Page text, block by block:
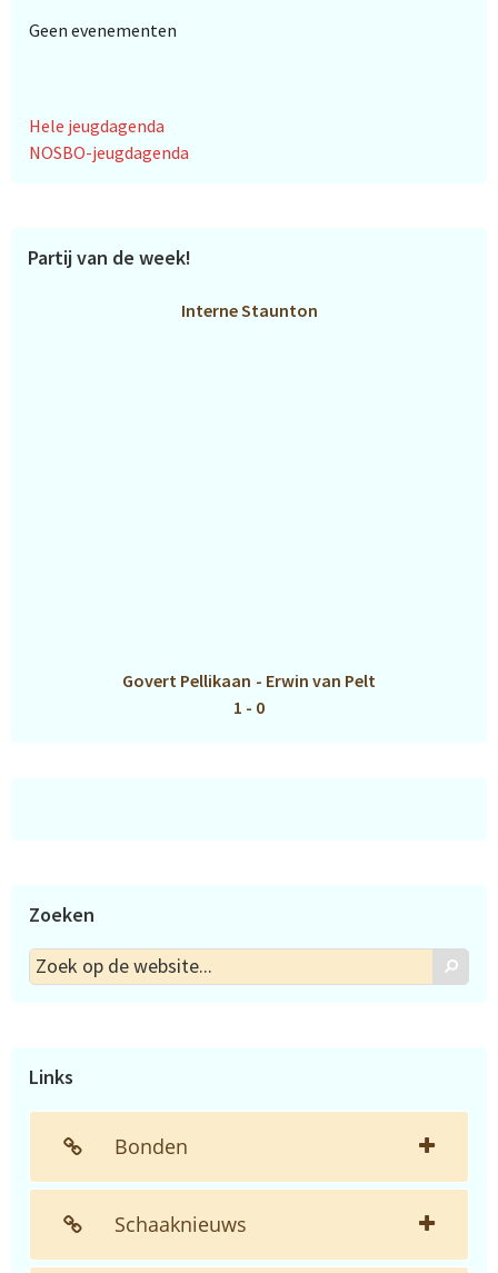
Geen evenementen
Hele jeugdagenda
NOSBO-jeugdagenda
Partij van de week!
Interne Staunton
Govert Pellikaan - Erwin van Pelt
1 - 0
Zoeken
Zoek
op
Zoek
Links
Bonden
Schaaknieuws